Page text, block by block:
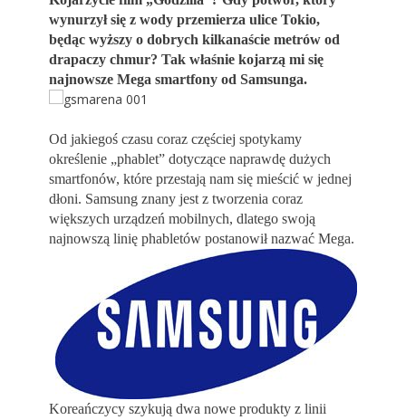
wynurzył się z wody przemierza ulice Tokio,
będąc wyższy o dobrych kilkanaście metrów od
drapaczy chmur? Tak właśnie kojarzą mi się
najnowsze Mega smartfony od Samsunga.
Od jakiegoś czasu coraz częściej spotykamy
określenie „phablet” dotyczące naprawdę dużych
smartfonów, które przestają nam się mieścić w jednej
dłoni. Samsung znany jest z tworzenia coraz
większych urządzeń mobilnych, dlatego swoją
najnowszą linię phabletów postanowił nazwać Mega.
Koreańczycy szykują dwa nowe produkty z linii